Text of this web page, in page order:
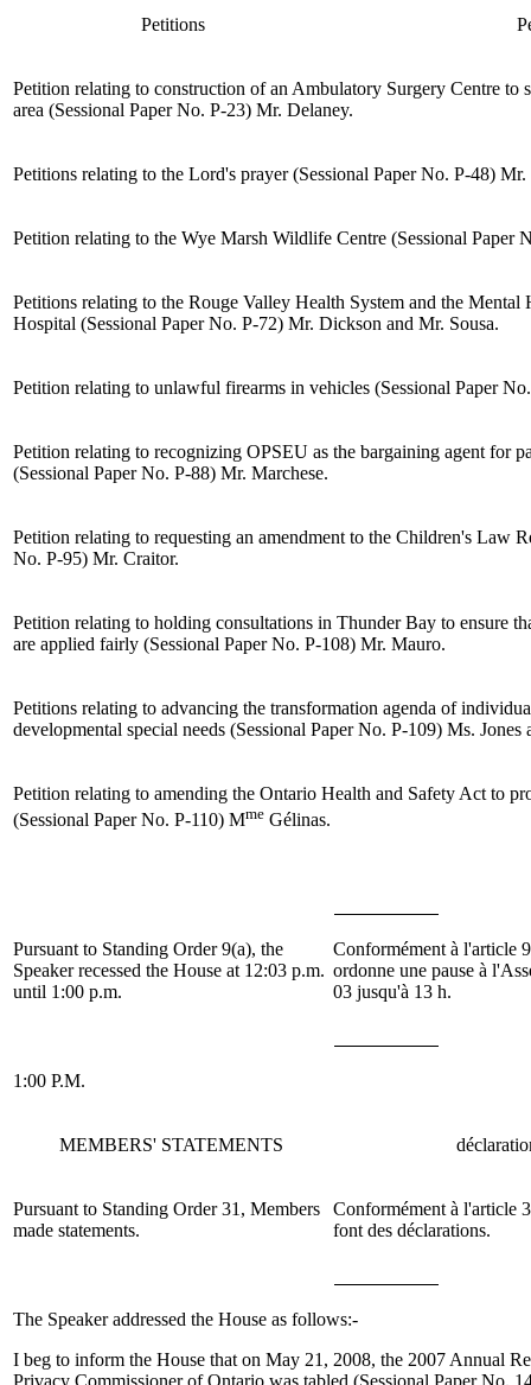
Petitions
Petition relating to construction of an Ambulatory Surgery Centre to
area (Sessional Paper No. P-23) Mr. Delaney.
Petitions relating to the Lord's prayer (Sessional Paper No. P-48) Mr.
Petition relating to the Wye Marsh Wildlife Centre (Sessional Paper
Petitions relating to the Rouge Valley Health System and the
Hospital (Sessional Paper No. P-72) Mr. Dickson and Mr. Sousa.
Petition relating to unlawful firearms in vehicles (Sessional Paper
Petition relating to recognizing OPSEU as the bargaining agent for
(Sessional Paper No. P-88) Mr. Marchese.
Petition relating to requesting an amendment to the Children's Law
No. P-95) Mr. Craitor.
Petition relating to holding consultations in Thunder Bay to ensure
are applied fairly (Sessional Paper No. P-108) Mr. Mauro.
Petitions relating to advancing the transformation agenda of
developmental special needs (Sessional Paper No. P-109) Ms. Jones
Petition relating to amending the Ontario Health and Safety Act to
(Sessional Paper No. P-110) Mme Gélinas.
Pursuant to Standing Order 9(a), the
Speaker recessed the House at 12:03 p.m.
until 1:00 p.m.
Conformément à l'article
ordonne une pause à
03 jusqu'à 13 h.
1:00 P.M.
MEMBERS' STATEMENTS
Pursuant to Standing Order 31, Members
made statements.
Conformément à l'article
font des déclarations.
The Speaker addressed the House as follows:-
I beg to inform the House that on May 21, 2008, the 2007 Annual
Privacy Commissioner of Ontario was tabled (Sessional Paper No.